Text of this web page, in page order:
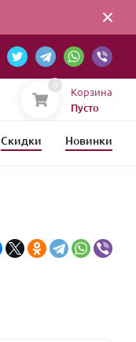
0 Корзина
Пусто
Скидки Новинки